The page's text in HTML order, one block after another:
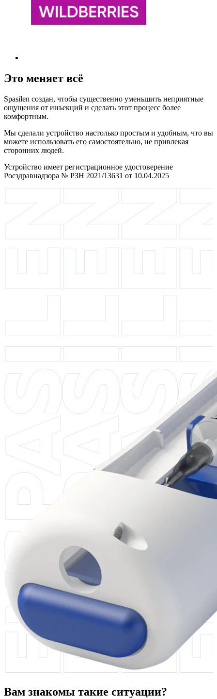
Это меняет всё
Spasilen создан, чтобы существенно уменьшить неприятные
ощущения от инъекций и сделать этот процесс более
комфортным.
Мы сделали устройство настолько простым и удобным, что вы
можете использовать его самостоятельно, не привлекая
сторонних людей.
Устройство имеет регистрационное удостоверение
Росздравнадзора № РЗН 2021/13631 от 10.04.2025
Вам знакомы такие ситуации?